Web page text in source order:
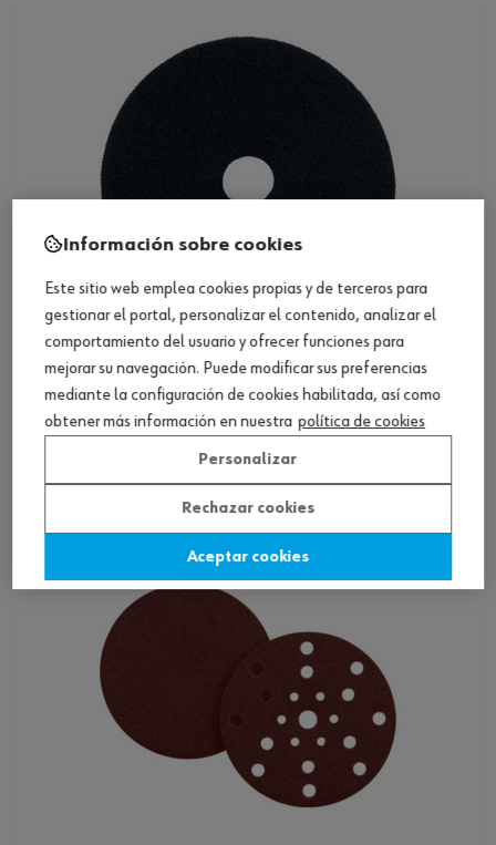
Disco abr. fino Useit Superpad, sistema lijad.
SG
Ver producto
Información sobre cookies
Este sitio web emplea cookies propias y de terceros para
gestionar el portal, personalizar el contenido, analizar el
comportamiento del usuario y ofrecer funciones para
mejorar su navegación. Puede modificar sus preferencias
mediante la configuración de cookies habilitada, así como
obtener más información en nuestra política de cookies
Personalizar
Rechazar cookies
Aceptar cookies